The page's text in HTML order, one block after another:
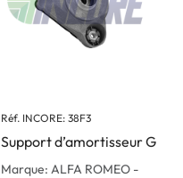
Réf. INCORE: 38F3
Support d’amortisseur G
Marque: ALFA ROMEO -